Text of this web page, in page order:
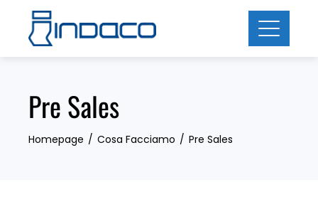
content
Pre Sales
Homepage Cosa Facciamo Pre Sales